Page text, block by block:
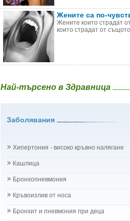
Жените са по-
Жените които страдат
които страдат от
Най-търсено в Здравница
Заболявания
Хипертония - високо кръвно налягане
Кашлица
Бронхопневмония
Кръвоизлив от носа
Бронхит и пневмония при деца